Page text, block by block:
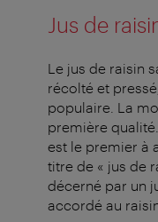
Jus de
Le jus de raisin
récolté et
populaire. La
première
est le premier à
titre de « jus de
décerné par un
accordé au